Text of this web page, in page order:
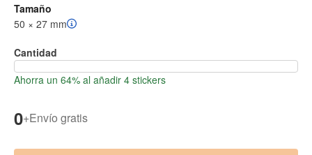
Tamaño
50 × 27 mm
Cantidad
Ahorra un 64% al añadir 4 stickers
0+Envío gratis